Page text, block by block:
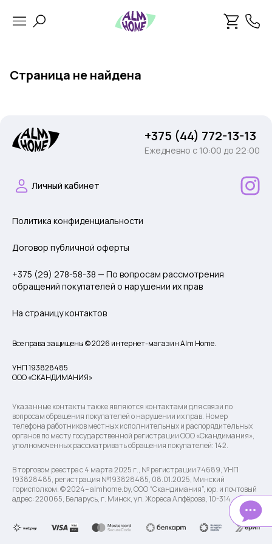
Страница не найдена
+375 (44) 772-13-13
Ежедневно c 10:00 до 22:00
Личный кабинет
Политика конфиденциальности
Договор публичной оферты
+375 (29) 278-58-38 — По вопросам рассмотрения
обращений покупателей о нарушении их прав
На страницу контактов
Все права защищены © 2026 интернет-магазин Alm Home.
УНП 193828485
ООО «СКАНДИМАНИЯ»
Указанные контакты также являются контактами для связи по
вопросам обращения покупателей о нарушении их прав. Номер
телефона работников местных исполнительных и распорядительных
органов по месту государственной регистрации ООО «Скандимания»,
уполномоченных рассматривать обращения покупателей: 142.
В торговом реестре с 4 марта 2025 г., № регистрации 74689, УНП
193828485, регистрация №193828485, 08.01.2025, Минский
горисполком. © 2024– almhome.by, ООО “Скандимания”, юр. и почтовый
адрес: 220065, Беларусь, г. Минск, ул. Жореса Алфёрова, 10-314